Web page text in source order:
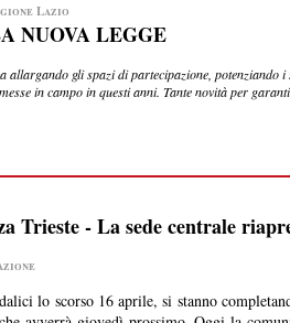
Lazio
NUOVA LEGGE
gli spazi di partecipazione, potenziando
in campo in questi anni. Tante novità per
- La sede centrale
lo scorso 16 aprile, si stanno